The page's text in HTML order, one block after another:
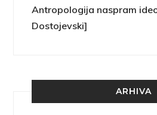
Antropologija naspram
Dostojevski]
ARHIVA